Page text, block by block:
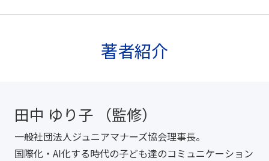
著者紹介
田中 ゆり子 （監修）
一般社団法人ジュニアマナーズ協会理事長。
国際化・AI化する時代の子ども達のコミュニケーション